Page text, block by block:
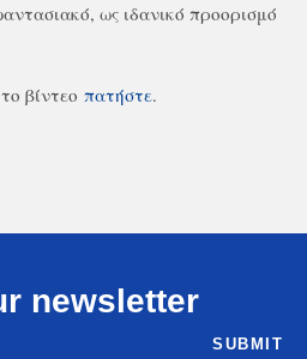
ως ιδανικό προορισμό
βίντεο πατήστε.
newsletter